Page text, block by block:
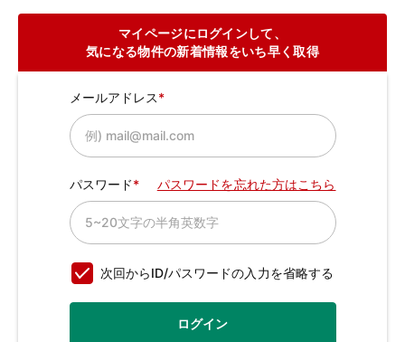
マイページにログインして、
気になる物件の新着情報をいち早く取得
メールアドレス
パスワード パスワードを忘れた方はこちら
次回からID/パスワードの入力を省略する
ログイン